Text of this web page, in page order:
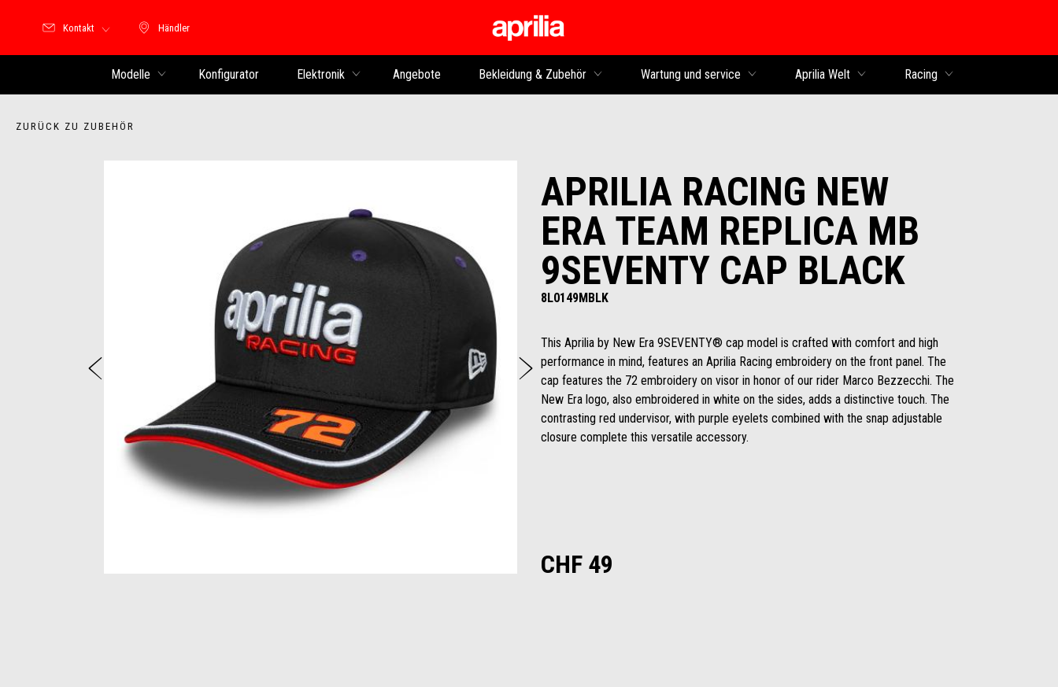
Händler
Händler
Kontakt
Modelle Konfigurator Elektronik Angebote Bekleidung & Zubehör Wartung und service Aprilia Welt Racing
ZURÜCK ZU ZUBEHÖR
APRILIA RACING NEW
ERA TEAM REPLICA MB
9SEVENTY CAP BLACK
8L0149MBLK
This Aprilia by New Era 9SEVENTY® cap model is crafted with comfort and high
performance in mind, features an Aprilia Racing embroidery on the front panel. The
cap features the 72 embroidery on visor in honor of our rider Marco Bezzecchi. The
New Era logo, also embroidered in white on the sides, adds a distinctive touch. The
contrasting red undervisor, with purple eyelets combined with the snap adjustable
closure complete this versatile accessory.
Weiter
CHF 49